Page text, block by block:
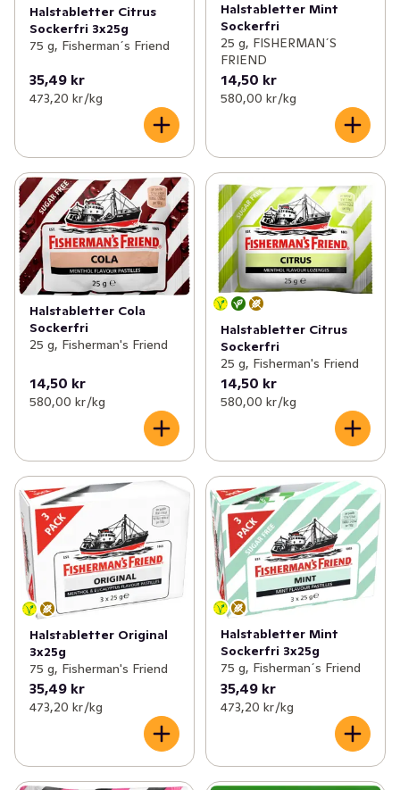
Halstabletter Citrus
Sockerfri 3x25g
75 g, Fisherman´s Friend
35,49 kr
473,20 kr /kg
Halstabletter Mint
Sockerfri
25 g, FISHERMAN´S
FRIEND
14,50 kr
580,00 kr /kg
Halstabletter Cola
Sockerfri
25 g, Fisherman's Friend
14,50 kr
580,00 kr /kg
Halstabletter Citrus
Sockerfri
25 g, Fisherman's Friend
14,50 kr
580,00 kr /kg
Halstabletter Original
3x25g
75 g, Fisherman's Friend
35,49 kr
473,20 kr /kg
Halstabletter Mint
Sockerfri 3x25g
75 g, Fisherman´s Friend
35,49 kr
473,20 kr /kg